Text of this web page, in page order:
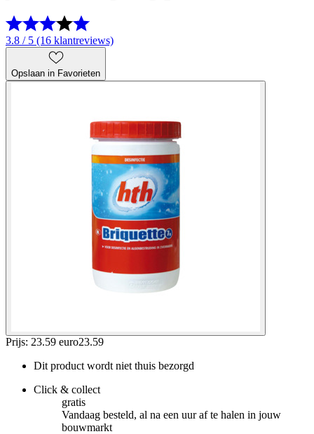
3.8 / 5 (16 klantreviews)
Opslaan in Favorieten
Prijs: 23.59 euro23.59
Dit product wordt niet thuis bezorgd
Click & collect
gratis
Vandaag besteld, al na een uur af te halen in jouw
bouwmarkt